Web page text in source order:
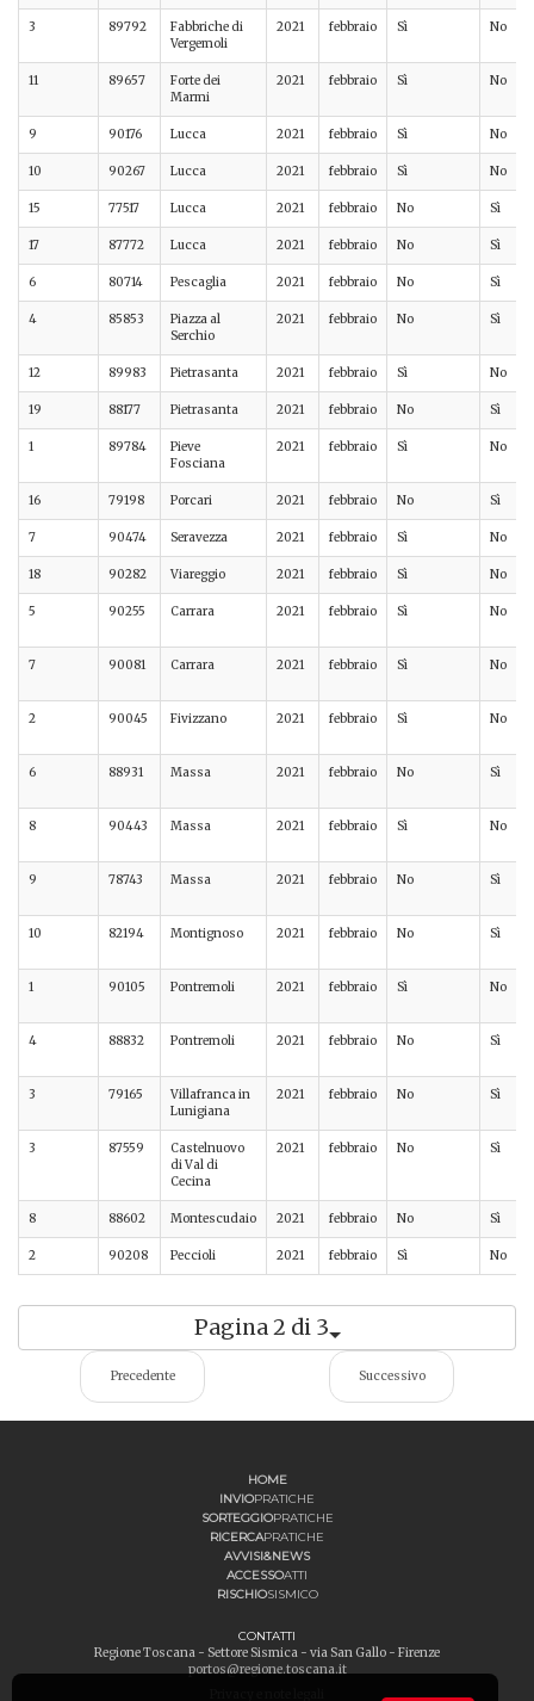
3 89792
Fabbriche di
Vergemoli
2021 febbraio Sì No
11 89657
Forte dei
Marmi
2021 febbraio Sì No
9 90176 Lucca 2021 febbraio Sì No
10 90267 Lucca 2021 febbraio Sì No
15 77517 Lucca 2021 febbraio No Sì
17 87772 Lucca 2021 febbraio No Sì
6 80714 Pescaglia 2021 febbraio No Sì
4 85853
Piazza al
Serchio
2021 febbraio No Sì
12 89983 Pietrasanta 2021 febbraio Sì No
19 88177 Pietrasanta 2021 febbraio No Sì
1 89784
Pieve
Fosciana
2021 febbraio Sì No
16 79198 Porcari 2021 febbraio No Sì
7 90474 Seravezza 2021 febbraio Sì No
18 90282 Viareggio 2021 febbraio Sì No
5 90255 Carrara 2021 febbraio Sì No
7 90081 Carrara 2021 febbraio Sì No
2 90045 Fivizzano 2021 febbraio Sì No
6 88931 Massa 2021 febbraio No Sì
8 90443 Massa 2021 febbraio Sì No
9 78743 Massa 2021 febbraio No Sì
10 82194 Montignoso 2021 febbraio No Sì
1 90105 Pontremoli 2021 febbraio Sì No
4 88832 Pontremoli 2021 febbraio No Sì
3 79165
Villafranca in
Lunigiana
2021 febbraio No Sì
3 87559
Castelnuovo
di Val di
Cecina
2021 febbraio No Sì
8 88602 Montescudaio 2021 febbraio No Sì
2 90208 Peccioli 2021 febbraio Sì No
Pagina 2 di 3
Precedente Successivo
HOME
INVIOPRATICHE
SORTEGGIOPRATICHE
RICERCAPRATICHE
AVVISI&NEWS
ACCESSOATTI
RISCHIOSISMICO
CONTATTI
Regione Toscana - Settore Sismica - via San Gallo - Firenze
portos@regione.toscana.it